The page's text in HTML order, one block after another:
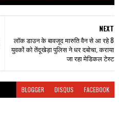
NEXT
लॉक डाउन के बावजूद मारुति वैन से आ रहे 8
युवकों को तेंदूखेड़ा पुलिस ने धर दबोचा, कराया
जा रहा मेडिकल टेस्ट
BLOGGER DISQUS FACEBOOK